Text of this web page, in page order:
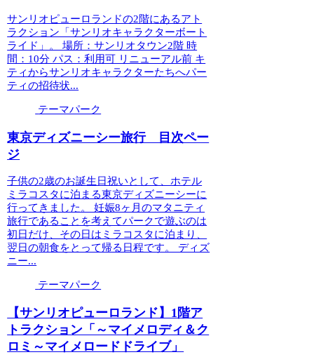
サンリオピューロランドの2階にあるアト
ラクション「サンリオキャラクターボート
ライド」。 場所：サンリオタウン2階 時
間：10分 パス：利用可 リニューアル前 キ
ティからサンリオキャラクターたちへパー
ティの招待状...
テーマパーク
東京ディズニーシー旅行 目次ペー
ジ
子供の2歳のお誕生日祝いとして、ホテル
ミラコスタに泊まる東京ディズニーシーに
行ってきました。 妊娠8ヶ月のマタニティ
旅行であることを考えてパークで遊ぶのは
初日だけ、その日はミラコスタに泊まり、
翌日の朝食をとって帰る日程です。 ディズ
ニー...
テーマパーク
【サンリオピューロランド】1階ア
トラクション「～マイメロディ＆ク
ロミ～マイメロードドライブ」